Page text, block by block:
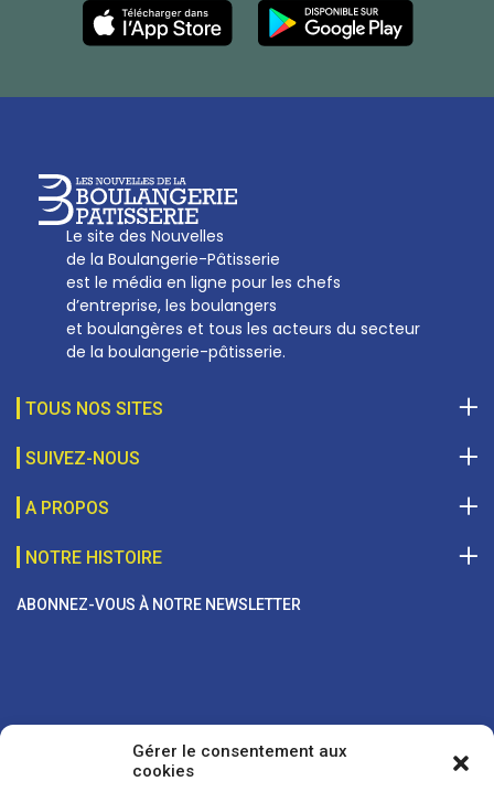
Gérer le consentement aux
cookies
Le site des Nouvelles
de la Boulangerie-Pâtisserie
est le média en ligne pour les chefs
d’entreprise, les boulangers
et boulangères et tous les acteurs du secteur
de la boulangerie-pâtisserie.
TOUS NOS SITES
SUIVEZ-NOUS
A PROPOS
Les Nouvelles de la Boulangerie-Pâtisserie Française
27, av d’Eylau - 75782 Paris Cédex 16
01 53 70 16 25
NOTRE HISTOIRE
ABONNEZ-VOUS À NOTRE NEWSLETTER